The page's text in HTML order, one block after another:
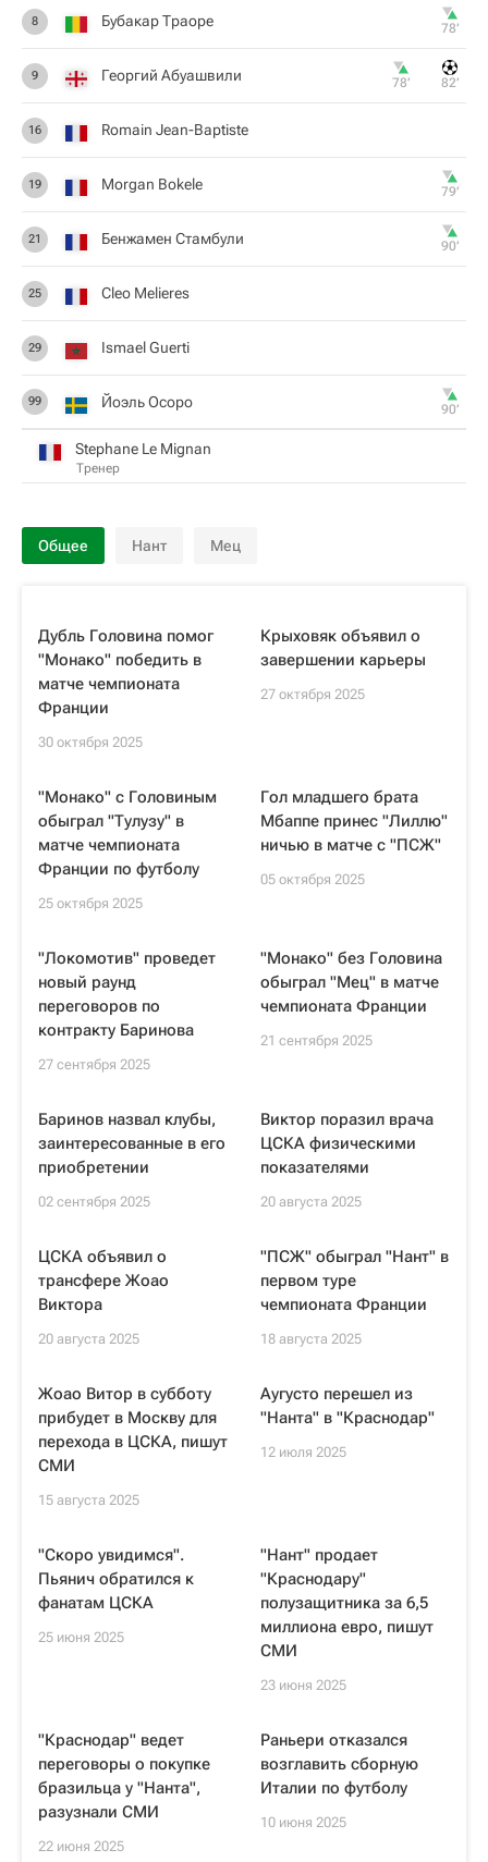
8 Бубакар Траоре 78‎’‎
9 Георгий Абуашвили 78‎’‎ 82‎’‎
16 Romain Jean-Baptiste
19 Morgan Bokele 79‎’‎
21 Бенжамен Стамбули 90‎’‎
25 Cleo Melieres
29 Ismael Guerti
99 Йоэль Осоро 90‎’‎
Stephane Le Mignan
Тренер
Общее Нант Мец
Дубль Головина помог
"Монако" победить в
матче чемпионата
Франции
30 октября 2025
Крыховяк объявил о
завершении карьеры
27 октября 2025
"Монако" с Головиным
обыграл "Тулузу" в
матче чемпионата
Франции по футболу
25 октября 2025
Гол младшего брата
Мбаппе принес "Лиллю"
ничью в матче с "ПСЖ"
05 октября 2025
"Локомотив" проведет
новый раунд
переговоров по
контракту Баринова
27 сентября 2025
"Монако" без Головина
обыграл "Мец" в матче
чемпионата Франции
21 сентября 2025
Баринов назвал клубы,
заинтересованные в его
приобретении
02 сентября 2025
Виктор поразил врача
ЦСКА физическими
показателями
20 августа 2025
ЦСКА объявил о
трансфере Жоао
Виктора
20 августа 2025
"ПСЖ" обыграл "Нант" в
первом туре
чемпионата Франции
18 августа 2025
Жоао Витор в субботу
прибудет в Москву для
перехода в ЦСКА, пишут
СМИ
15 августа 2025
Аугусто перешел из
"Нанта" в "Краснодар"
12 июля 2025
"Скоро увидимся".
Пьянич обратился к
фанатам ЦСКА
25 июня 2025
"Нант" продает
"Краснодару"
полузащитника за 6,5
миллиона евро, пишут
СМИ
23 июня 2025
"Краснодар" ведет
переговоры о покупке
бразильца у "Нанта",
разузнали СМИ
22 июня 2025
Раньери отказался
возглавить сборную
Италии по футболу
10 июня 2025